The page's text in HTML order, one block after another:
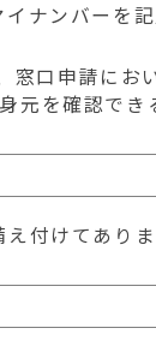
ナンバーを
口申請にお
を確認でき
付けてありま